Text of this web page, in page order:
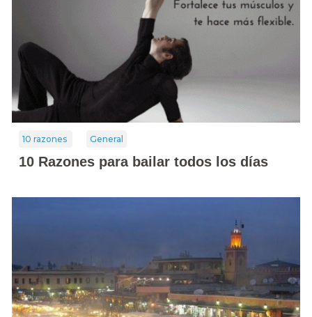
10 razones General
10 Razones para bailar todos los días